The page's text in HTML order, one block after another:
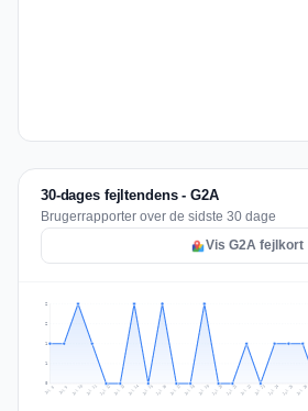
30-dages fejltendens - G2A
Brugerrapporter over de sidste 30 dage
Vis G2A fejlkort
1
1
2
2
Jul 8 Jul 9 Jul 10 Jul 11 Jul 12 Jul 13 Jul 14 Jul 15 Jul 16 Jul 17 Jul 18 Jul 19 Jul 20 Jul 21 Jul 22 Jul 23 Jul 24 Jul 25 Jul 26